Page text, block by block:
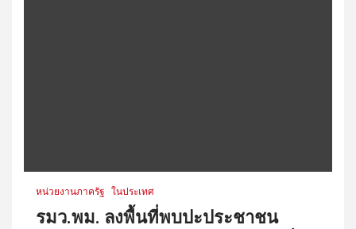
หน่วยงานภาครัฐ ในประเทศ
รมว.พม. ลงพื้นที่พบปะประชาชน